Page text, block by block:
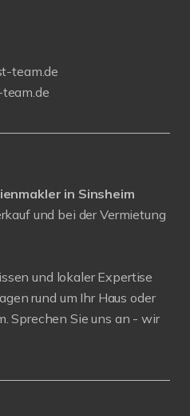
team.de
in Sinsheim
und bei der Vermietung
und lokaler Expertise
rund um Ihr Haus oder
Sprechen Sie uns an - wir